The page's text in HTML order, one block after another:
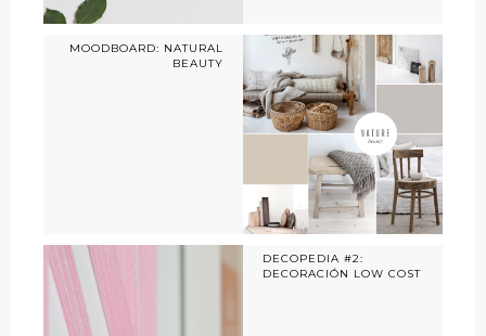
MOODBOARD: NATURAL
BEAUTY
DECOPEDIA #2:
DECORACIÓN LOW COST